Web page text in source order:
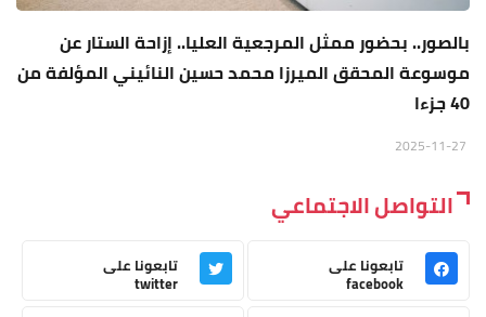
بالصور.. بحضور ممثل المرجعية العليا.. إزاحة الستار عن
موسوعة المحقق الميرزا محمد حسين النائيني المؤلفة من
40 جزءا
التواصل الاجتماعي
تابعونا على
facebook
تابعونا على
twitter